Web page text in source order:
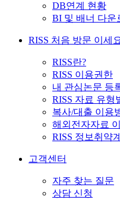
DB연계 현황
BI 및 배너 다운
RISS 처음 방문 이세
RISS란?
RISS 이용권한
내 관심논문 등
RISS 자료 유형
복사/대출 이용
해외전자자료
RISS 정보취약
고객센터
자주 찾는 질문
상담 신청